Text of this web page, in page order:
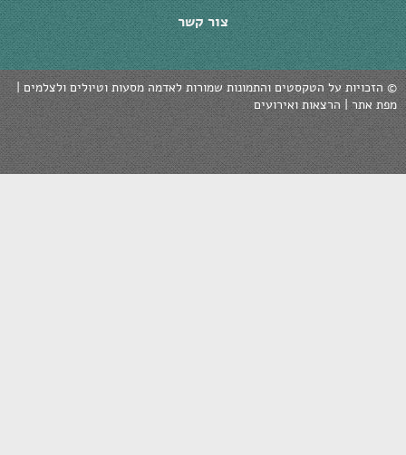
צור קשר
הטקסטים והתמונות שמורות לאדמה מסעות וטיולים ולצלמים |
הרצאות ואירועים